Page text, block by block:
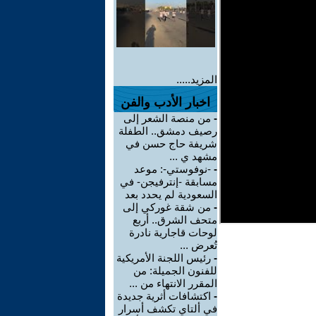
المزيد.....
اخبار الأدب والفن
- من منصة الشعر إلى
رصيف دمشق.. الطفلة
شريفة حاج حسن في
مشهد ي ...
- -نوفوستي-: موعد
مسابقة -إنترفيجن- في
السعودية لم يحدد بعد
- من شقة غوركي إلى
متحف الشرق.. أربع
لوحات قاجارية نادرة
تُعرض ...
- رئيس اللجنة الأمريكية
للفنون الجميلة: من
المقرر الانتهاء من ...
- اكتشافات أثرية جديدة
في ألتاي تكشف أسرار